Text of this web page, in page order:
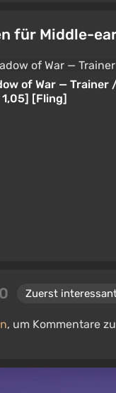
für Middle-
of War — Trainer
[Fling]
0
, um Kommentare